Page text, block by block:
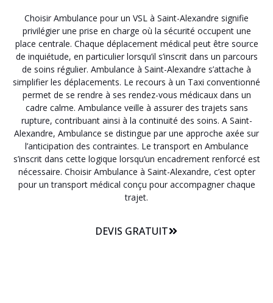
Choisir Ambulance pour un VSL à Saint-Alexandre signifie
privilégier une prise en charge où la sécurité occupent une
place centrale. Chaque déplacement médical peut être source
de inquiétude, en particulier lorsqu’il s’inscrit dans un parcours
de soins régulier. Ambulance à Saint-Alexandre s’attache à
simplifier les déplacements. Le recours à un Taxi conventionné
permet de se rendre à ses rendez-vous médicaux dans un
cadre calme. Ambulance veille à assurer des trajets sans
rupture, contribuant ainsi à la continuité des soins. A Saint-
Alexandre, Ambulance se distingue par une approche axée sur
l’anticipation des contraintes. Le transport en Ambulance
s’inscrit dans cette logique lorsqu’un encadrement renforcé est
nécessaire. Choisir Ambulance à Saint-Alexandre, c’est opter
pour un transport médical conçu pour accompagner chaque
trajet.
DEVIS GRATUIT